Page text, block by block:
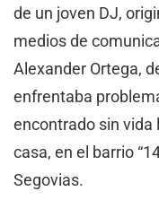
de un joven DJ,
medios de
Alexander Ortega,
enfrentaba
encontrado sin vida
casa, en el barrio
Segovias.